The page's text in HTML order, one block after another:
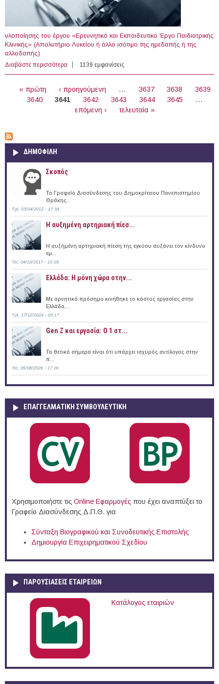
υλοποίησης του έργου «Ερευνητικό και Εκπαιδευτικό Έργο Παιδιατρικής
Κλινικής» (Απολυτήριο Λυκείου ή άλλο ισότιμο της ημεδαπής ή της
αλλοδαπής)
Διαβάστε περισσότερα για 54 άτομα με Σύμβαση Μίσθωσης Έργου στο
Πανεπιστήμιο Πατρών
1139 εμφανίσεις
« πρώτη ‹ προηγούμενη … 3637 3638
3639
3640
3641 3642 3643 3644 3645
…
επόμενη ›
τελευταία »
ΔΗΜΟΦΙΛΗ
Σκοπός
Το Γραφείο Διασύνδεσης του Δημοκρίτειου Πανεπιστημίου
Θράκης...
Τρί, 03/04/2012 - 17:34
Η αυξημένη αρτηριακή πίεσ...
Η αυξημένη αρτηριακή πίεση της εγκύου αυξάνει τον κίνδυνο
εμ...
Τετ, 04/10/2017 - 10:18
Ελλάδα: Η μόνη χώρα στην...
Με αρνητικό πρόσημο κινήθηκε το κόστος εργασίας στην
Ελλάδα,...
Τρί, 17/12/2024 - 00:17
Gen Z και εργασία: Ο 1 στ...
Το θετικό σήμερα είναι ότι υπάρχει ισχυρός αντίλογος στην
π...
Τετ, 05/08/2026 - 17:26
ΕΠΑΓΓΕΛΜΑΤΙΚΉ ΣΥΜΒΟΥΛΕΥΤΙΚΉ
Χρησιμοποιήστε τις Online Eφαρμογές που έχει αναπτύξει το
Γραφείο Διασύνδεσης Δ.Π.Θ. για
Σύνταξη Βιογραφικού και Συνοδευτικής Επιστολής
Δημιουργία Επιχειρηματικού Σχεδίου
ΠΑΡΟΥΣΙΆΣΕΙΣ ΕΤΑΙΡΕΙΏΝ
Κατάλογος εταιριών